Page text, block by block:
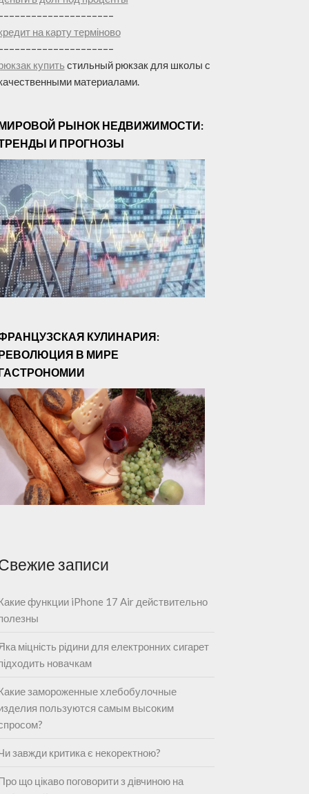
на карту терміново
купить стильный рюкзак для школы с
материалами.
РЫНОК НЕДВИЖИМОСТИ:
И ПРОГНОЗЫ
КУЛИНАРИЯ:
В МИРЕ
записи
функции iPhone 17 Air действительно
міцність рідини для електронних сигарет
новачкам
замороженные хлебобулочные
пользуются самым высоким
завжди критика є некоректною?
що цікаво поговорити з дівчиною на